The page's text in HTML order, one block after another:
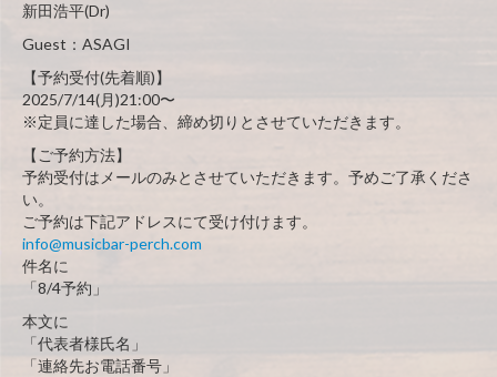
新田浩平(Dr)
Guest：ASAGI
【予約受付(先着順)】
2025/7/14(月)21:00〜
※定員に達した場合、締め切りとさせていただきます。
【ご予約方法】
予約受付はメールのみとさせていただきます。予めご了承くださ
い。
ご予約は下記アドレスにて受け付けます。
info@musicbar-perch.com
件名に
「8/4予約」
本文に
「代表者様氏名」
「連絡先お電話番号」